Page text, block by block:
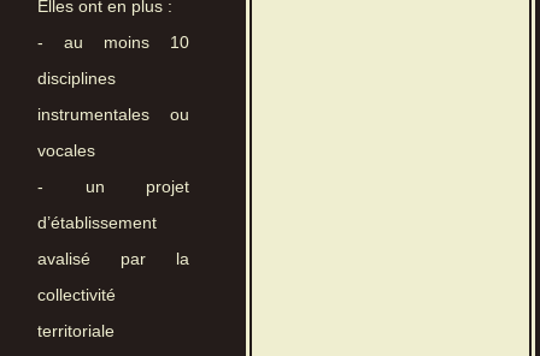
Elles ont en plus :
- au moins 10
disciplines
instrumentales ou
vocales
- un projet
d’établissement
avalisé par la
collectivité
territoriale